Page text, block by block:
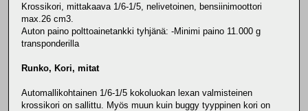
Krossikori, mittakaava 1/6-1/5, nelivetoinen, bensiinimoottori
max.26 cm3.
Auton paino polttoainetankki tyhjänä: -Minimi paino 11.000 g
transponderilla
Runko, Kori, mitat
Automallikohtainen 1/6-1/5 kokoluokan lexan valmisteinen
krossikori on sallittu. Myös muun kuin buggy tyyppinen kori on